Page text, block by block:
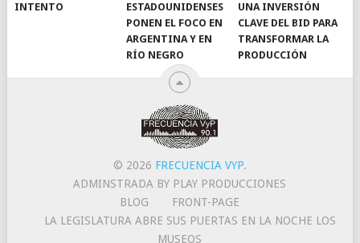
INTENTO
ESTADOUNIDENSES
PONEN EL FOCO EN
ARGENTINA Y EN
RÍO NEGRO
UNA INVERSIÓN
CLAVE DEL BID PARA
TRANSFORMAR LA
PRODUCCIÓN
© 2026 FRECUENCIA VYP.
ADMINSTRADA BY PLAY PRODUCCIONES
BLOG
FRONT-PAGE
LA LEGISLATURA ABRE SUS PUERTAS EN LA NOCHE LOS
MUSEOS